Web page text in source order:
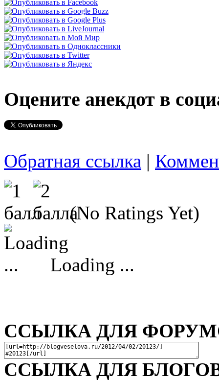
Оцените анекдот в
Обратная ссылка |
(No Ratings Yet)
Loading ...
ССЫЛКА ДЛЯ
ССЫЛКА ДЛЯ БЛОГОВ